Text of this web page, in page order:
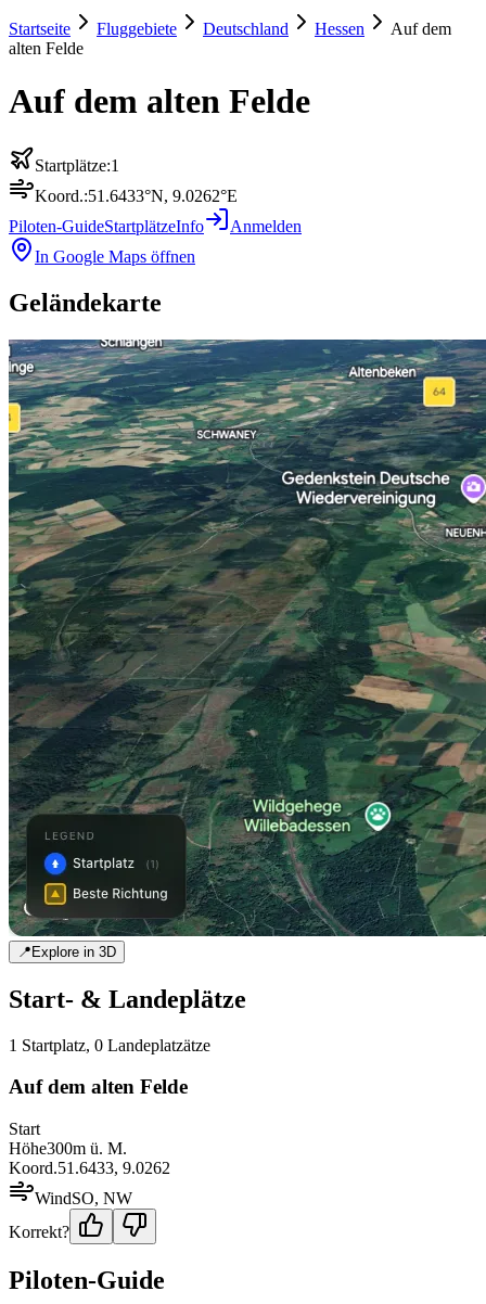
Startseite Fluggebiete Deutschland Hessen
Auf dem
alten Felde
Auf dem alten Felde
Startplätze:1
Koord.:51.6433°N, 9.0262°E
Piloten-GuideStartplätzeInfo
Anmelden
In Google Maps öffnen
Geländekarte
📍Explore in 3D
Start- & Landeplätze
1 Startplatz, 0 Landeplatzätze
Auf dem alten Felde
Start
Höhe300m ü. M.
Koord.51.6433, 9.0262
WindSO, NW
Korrekt?
Piloten-Guide